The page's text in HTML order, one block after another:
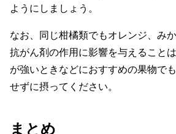
ようにしましょう。
なお、同じ柑橘類でもオレンジ、み
抗がん剤の作用に影響を与えること
が強いときなどにおすすめの果物で
せずに摂ってください。
まとめ